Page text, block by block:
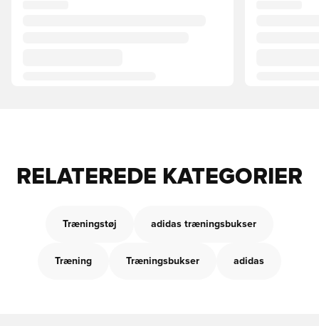
RELATEREDE KATEGORIER
Træningstøj adidas træningsbukser
Træning Træningsbukser adidas